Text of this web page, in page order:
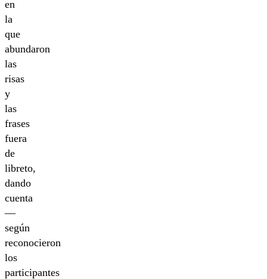
en
la
que
abundaron
las
risas
y
las
frases
fuera
de
libreto,
dando
cuenta
—
según
reconocieron
los
participantes